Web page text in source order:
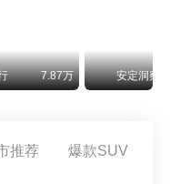
7.87万 安定洞察
推荐 爆款SUV